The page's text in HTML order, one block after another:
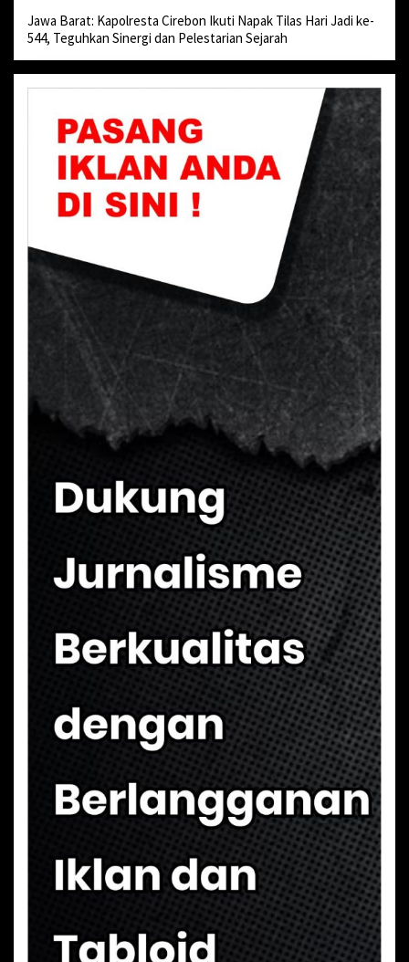
Jawa Barat: Kapolresta Cirebon Ikuti Napak Tilas Hari Jadi ke-
544, Teguhkan Sinergi dan Pelestarian Sejarah